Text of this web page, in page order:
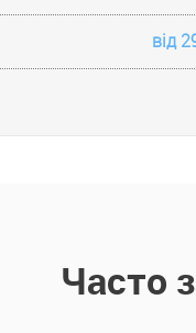
від
Часто